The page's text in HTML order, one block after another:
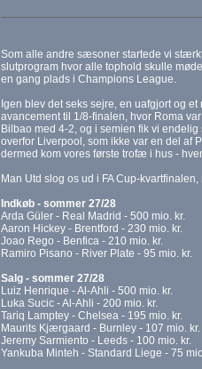
Som alle andre sæsoner startede vi
slutprogram hvor alle tophold skulle
en gang plads i Champions League.
Igen blev det seks sejre, en uafgjort og
avancement til 1/8-finalen, hvor Roma
Bilbao med 4-2, og i semien fik vi
overfor Liverpool, som ikke var en del af
dermed kom vores første trofæ i hus -
Man Utd slog os ud i FA Cup-
Indkøb - sommer 27/28
Arda Güler - Real Madrid - 500 mio. kr.
Aaron Hickey - Brentford - 230 mio. kr.
Joao Rego - Benfica - 210 mio. kr.
Ramiro Pisano - River Plate - 95 mio. kr.
Salg - sommer 27/28
Luiz Henrique - Al-Ahli - 500 mio. kr.
Luka Sucic - Al-Ahli - 200 mio. kr.
Tariq Lamptey - Chelsea - 195 mio. kr.
Maurits Kjærgaard - Burnley - 107 mio. kr.
Jeremy Sarmiento - Leeds - 100 mio. kr.
Yankuba Minteh - Standard Liege - 75